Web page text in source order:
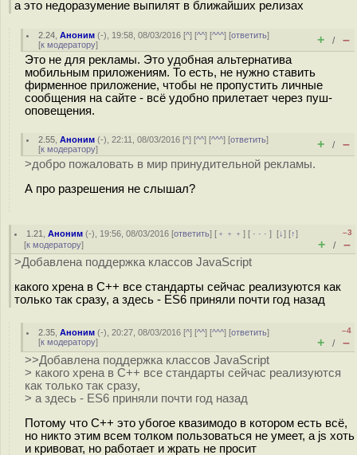
а это недоразумение выпилят в ближайших релизах
2.24 ,Аноним (-), 19:58, 08/03/2016 [^] [^^] [^^^] [ответить]
[к модератору] + / –
Это не для рекламы. Это удобная альтернатива
мобильным приложениям. То есть, не нужно ставить
фирменное приложение, чтобы не пропустить личные
сообщения на сайте - всё удобно прилетает через пуш-
оповещения.
2.55 ,Аноним (-), 22:11, 08/03/2016 [^] [^^] [^^^] [ответить]
[к модератору] + / –
>добро пожаловать в мир принудительной рекламы.
А про разрешения не слышал?
1.21 ,Аноним (-), 19:56, 08/03/2016 [ответить] [ ﹢﹢﹢] [ · · ·][↓] [↑]
[к модератору]
–3
+ / –
>Добавлена поддержка классов JavaScript
какого хрена в C++ все стандарты сейчас реализуются как
только так сразу, а здесь - ES6 приняли почти год назад
2.35 ,Аноним (-), 20:27, 08/03/2016 [^] [^^] [^^^] [ответить]
[к модератору]
–4
+ / –
>>Добавлена поддержка классов JavaScript
> какого хрена в C++ все стандарты сейчас реализуются
как только так сразу,
> а здесь - ES6 приняли почти год назад
Потому что С++ это убогое квазимодо в котором есть всё,
но никто этим всем толком пользоваться не умеет, а js хоть
и кривоват, но работает и жрать не просит